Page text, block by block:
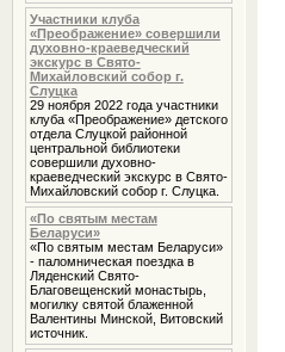
Участники клуба
«Преображение» совершили
духовно-краеведческий
экскурс в Свято-
Михайловский собор г.
Слуцка
29 ноября 2022 года участники
клуба «Преображение» детского
отдела Слуцкой районной
центральной библиотеки
совершили духовно-
краеведческий экскурс в Свято-
Михайловский собор г. Слуцка.
«По святым местам
Беларуси»
«По святым местам Беларуси»
- паломническая поездка в
Ляденский Свято-
Благовещенский монастырь,
могилку святой блаженной
Валентины Минской, Витовский
источник.